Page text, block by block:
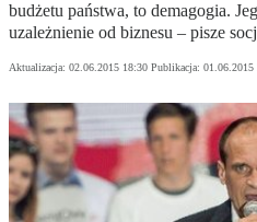
budżetu państwa, to demagogia.
uzależnienie od biznesu – pisze
Aktualizacja: 02.06.2015 18:30 Publikacja: 01.06.2015